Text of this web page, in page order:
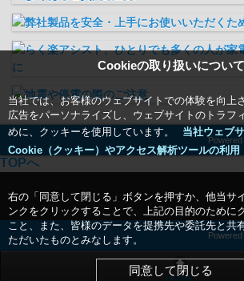
Cookieの取り扱いについて
当社では、お客様のウェブサイトでの体験を向上
広告をパーソナライズし、ウェブサイトのトラフ
めに、クッキーを使用しています。
当社ウェブ
Cookie（クッキー）やアクセス解析ツールの利用
右の「同意して閉じる」ボタンを押すか、他当サ
ンクをクリックすることで、上記の目的のために
こと、また、皆様のデータを提携先や委託先と共
ただいたものとみなします。
同意して閉じる
Powered
TOPへ
Powered